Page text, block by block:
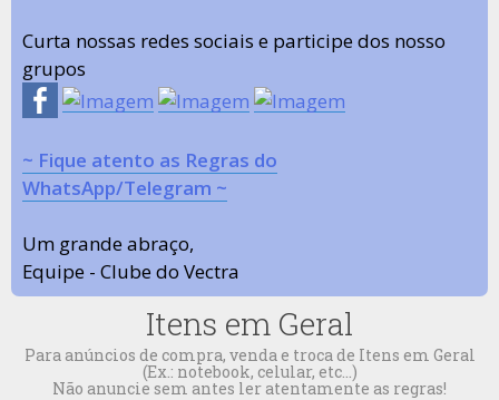
Curta nossas redes sociais e participe dos nosso
grupos
~ Fique atento as Regras do
WhatsApp/Telegram ~
Um grande abraço,
Equipe - Clube do Vectra
Itens em Geral
Para anúncios de compra, venda e troca de Itens em Geral
(Ex.: notebook, celular, etc...)
Não anuncie sem antes ler atentamente as regras!